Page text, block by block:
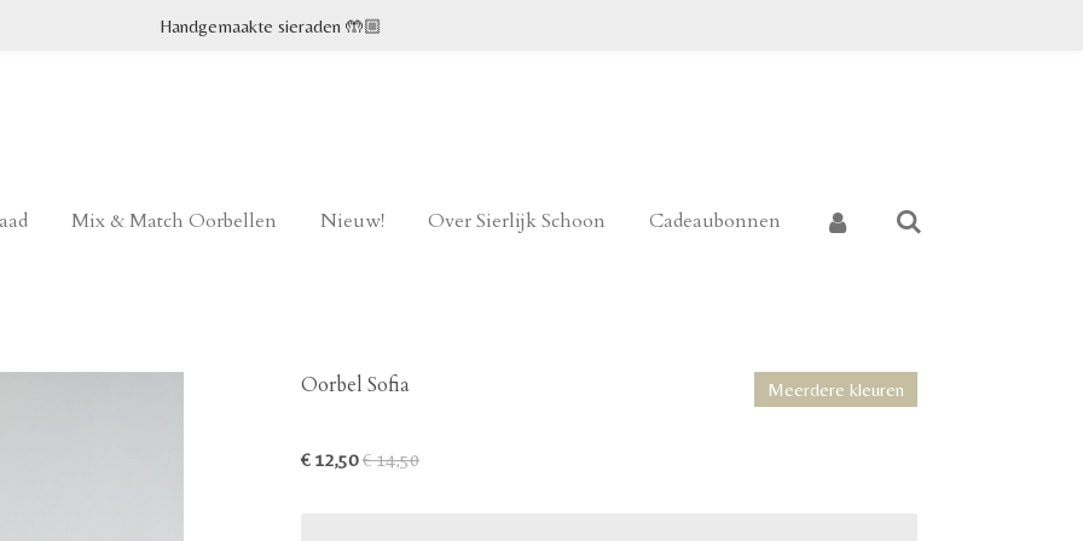
Handgemaakte sieraden 🤲🏼
Mix & Match Oorbellen Nieuw! Over Sierlijk Schoon
Cadeaubonnen
Oorbel Sofia Meerdere kleuren
€ 12,50 € 14,50